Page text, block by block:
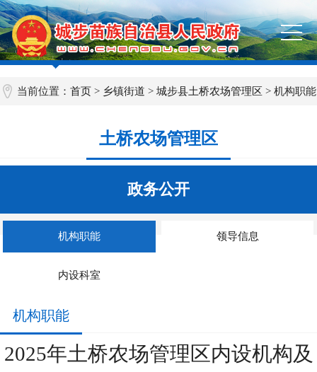
当前位置：首页 > 乡镇街道 >城步县土桥农场管理区 > 机构职能
土桥农场管理区
政务公开
机构职能 领导信息
内设科室
机构职能
2025年土桥农场管理区内设机构及